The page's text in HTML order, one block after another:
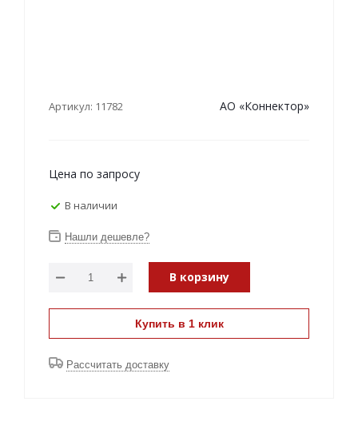
Артикул: 11782 АО «Коннектор»
Цена по запросу
В наличии
Нашли дешевле?
В корзину
Купить в 1 клик
Рассчитать доставку